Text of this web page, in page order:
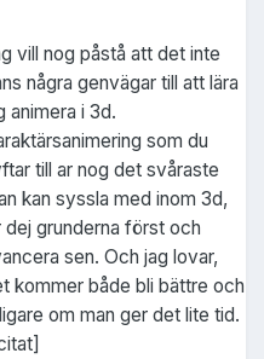
vill nog påstå att det inte
några genvägar till att lära
animera i 3d.
som du
till ar nog det svåraste
kan syssla med inom 3d,
dej grunderna först och
sen. Och jag lovar,
kommer både bli bättre och
om man ger det lite tid.